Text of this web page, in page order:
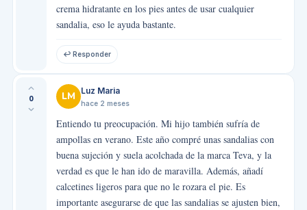
crema hidratante en los pies antes de usar cualquier
sandalia, eso le ayuda bastante.
↩ Responder
0 LM Luz Maria
hace 2 meses
Entiendo tu preocupación. Mi hijo también sufría de
ampollas en verano. Este año compré unas sandalias con
buena sujeción y suela acolchada de la marca Teva, y la
verdad es que le han ido de maravilla. Además, añadí
calcetines ligeros para que no le rozara el pie. Es
importante asegurarse de que las sandalias se ajusten bien,